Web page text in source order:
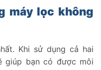
máy lọc không
Khi sử dụng cả hai
giúp bạn có được môi